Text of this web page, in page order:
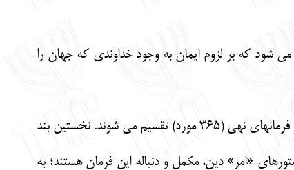
شود كه بر لزوم ايمان به وجود خداوندي كه جهان را
مجموعه احكام و دستورهاي دين يهود كه به 613 فرمان معروف هستند، به دو بخش فرمانهاي امر (248 مورد) و فرمانهاي نهي (365 مورد) تقسيم مي شوند. نخستين بند
«امر» دين، مكمل و دنباله اين فرمان هستند؛ به